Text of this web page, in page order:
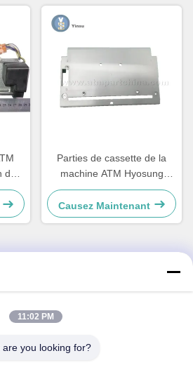
Parties de cassette de la
machine ATM Hyosung
GCDU remplacement de la
plaque arrière de la cassette
Causez Maintenant
communautaire Shunjiang, ville
11:02 PM
you looking for?